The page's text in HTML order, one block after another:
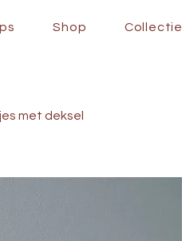
Shop Collectie
met deksel